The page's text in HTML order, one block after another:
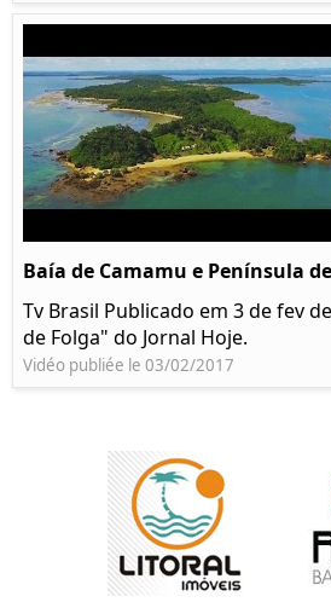
Baía de Camamu e Península
Tv Brasil Publicado em 3 de fev
de Folga" do Jornal Hoje.
Vidéo publiée le 03/02/2017